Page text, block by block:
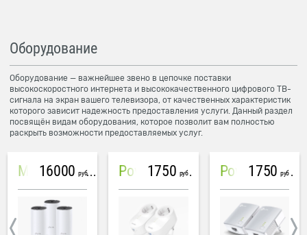
Оборудование
Оборудование — важнейшее звено в цепочке поставки
высокоскоростного интернета и высококачественного цифрового ТВ-
сигнала на экран вашего телевизора, от качественных характеристик
которого зависит надежность предоставления услуги. Данный раздел
посвящён видам оборудования, которое позволит вам полностью
раскрыть возможности предоставляемых услуг.
Mesh система TP-Link Deco M4 (3 устройства)
16000 руб PowerLine Tenda PH6
1750 руб PowerLine TP-Link AV600
1750 руб